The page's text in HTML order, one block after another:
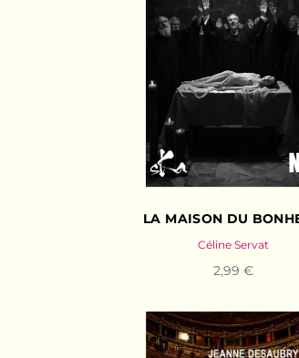
LA MAISON DU
Céline Servat
2,99 €